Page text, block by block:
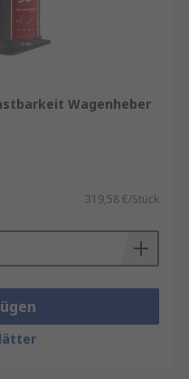
Wagenheber
319,58 €/Stück